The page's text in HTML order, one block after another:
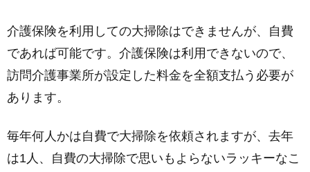
介護保険を利用しての大掃除はできませんが、自費
であれば可能です。介護保険は利用できないので、
訪問介護事業所が設定した料金を全額支払う必要が
あります。
毎年何人かは自費で大掃除を依頼されますが、去年
は1人、自費の大掃除で思いもよらないラッキーなこ